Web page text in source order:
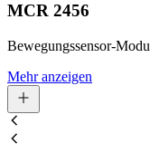
MCR 2456
Bewegungssensor-
Mehr anzeigen